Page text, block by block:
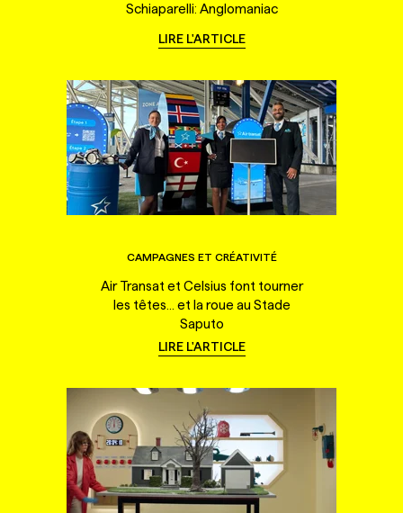
Schiaparelli: Anglomaniac
LIRE L'ARTICLE
CAMPAGNES ET CRÉATIVITÉ
Air Transat et Celsius font tourner
les têtes... et la roue au Stade
Saputo
LIRE L'ARTICLE